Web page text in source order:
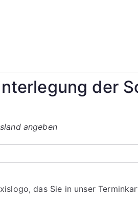
der
angeben
das Sie in unser